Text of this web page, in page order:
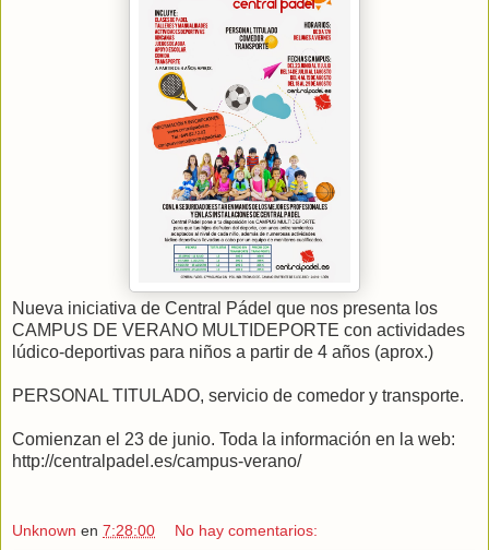
Nueva iniciativa de Central Pádel que nos presenta los
CAMPUS DE VERANO MULTIDEPORTE con actividades
lúdico-deportivas para niños a partir de 4 años (aprox.)
PERSONAL TITULADO, servicio de comedor y transporte.
Comienzan el 23 de junio. Toda la información en la web:
http://centralpadel.es/campus-verano/
Unknown en 7:28:00 No hay comentarios: